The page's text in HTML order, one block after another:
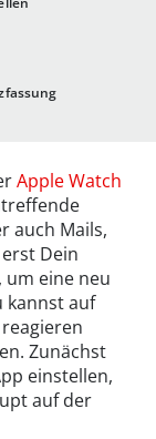
Apple Watch
auch Mails,
Dein
um eine neu
kannst auf
Zunächst
einstellen,
auf der